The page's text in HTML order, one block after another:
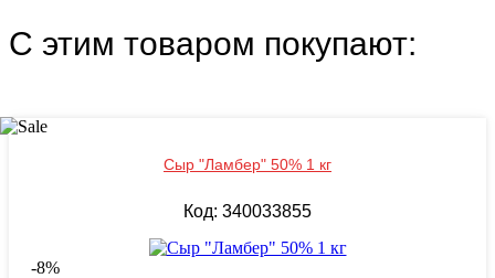
С этим товаром покупают:
Сыр "Ламбер" 50% 1 кг
Код: 340033855
-8%